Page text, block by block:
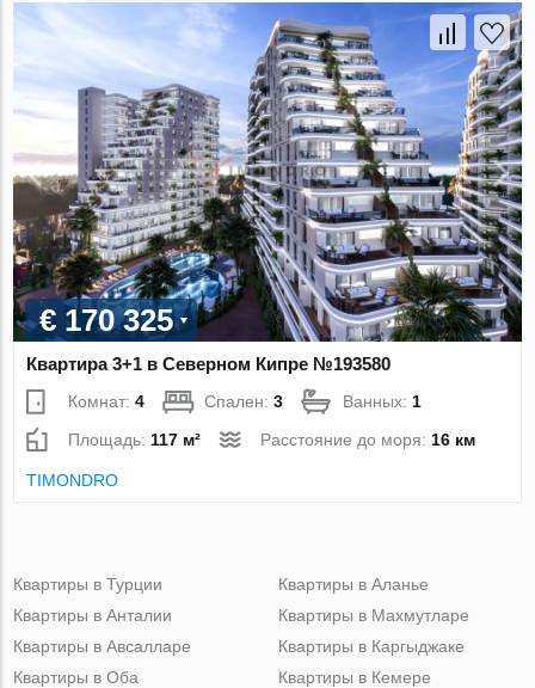
€ 170 325
Квартира 3+1 в Северном Кипре №193580
Комнат:4 Спален:3 Ванных: 1
Площадь: 117 м² Расстояние до моря: 16 км
TIMONDRO
Квартиры в Турции
Квартиры в Анталии
Квартиры в Авсалларе
Квартиры в Оба
Квартиры в Аланье
Квартиры в Махмутларе
Квартиры в Каргыджаке
Квартиры в Кемере